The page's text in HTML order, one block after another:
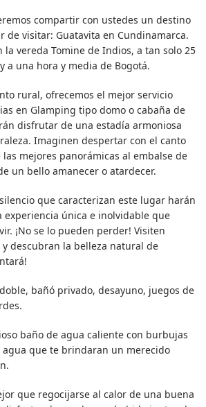
compartir con ustedes un destino
de visitar: Guatavita en Cundinamarca.
la vereda Tomine de Indios, a tan solo 25
a una hora y media de Bogotá.
rural, ofrecemos el mejor servicio
en Glamping tipo domo o cabaña de
disfrutar de una estadía armoniosa
Imaginen despertar con el canto
las mejores panorámicas al embalse de
un bello amanecer o atardecer.
que caracterizan este lugar harán
experiencia única e inolvidable que
¡No se lo pueden perder! Visiten
descubran la belleza natural de
bañó privado, desayuno, juegos de
baño de agua caliente con burbujas
que te brindaran un merecido
que regocijarse al calor de una buena